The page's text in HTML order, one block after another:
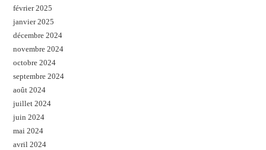
février 2025
janvier 2025
décembre 2024
novembre 2024
octobre 2024
septembre 2024
août 2024
juillet 2024
juin 2024
mai 2024
avril 2024